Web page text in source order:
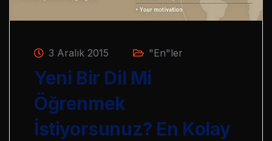
3 Aralık 2015 "En"ler
Yeni Bir Dil Mi
Öğrenmek
İstiyorsunuz? En Kolay